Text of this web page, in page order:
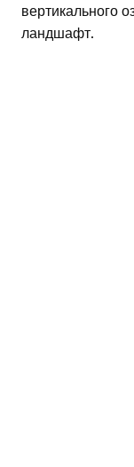
вертикального
ландшафт.